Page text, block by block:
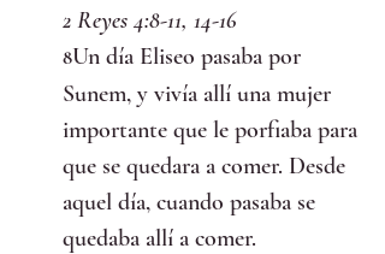
2 Reyes 4:8-11, 14-16
8Un día Eliseo pasaba por
Sunem, y vivía allí una mujer
importante que le porfiaba para
que se quedara a comer. Desde
aquel día, cuando pasaba se
quedaba allí a comer.